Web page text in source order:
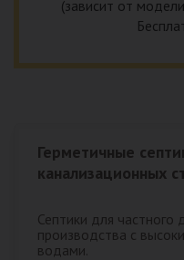
(зависит от
Герметичные
канализационных
Септики для частного
производства с
водами.